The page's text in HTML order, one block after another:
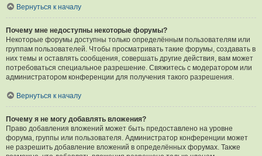
Вернуться к началу
Почему мне недоступны некоторые форумы?
Некоторые форумы доступны только определённым пользователям или
группам пользователей. Чтобы просматривать такие форумы, создавать в
них темы и оставлять сообщения, совершать другие действия, вам может
потребоваться специальное разрешение. Свяжитесь с модератором или
администратором конференции для получения такого разрешения.
Вернуться к началу
Почему я не могу добавлять вложения?
Право добавления вложений может быть предоставлено на уровне
форума, группы или пользователя. Администратор конференции может
не разрешить добавление вложений в определённых форумах. Также